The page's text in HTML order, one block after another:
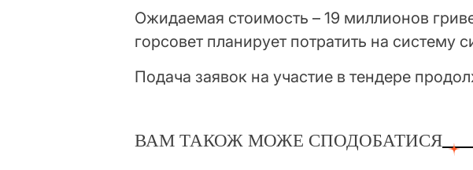
Ожидаемая стоимость – 19 миллионов
горсовет планирует потратить на систему
Подача заявок на участие в тендере
ВАМ ТАКОЖ МОЖЕ СПОДОБАТИСЯ